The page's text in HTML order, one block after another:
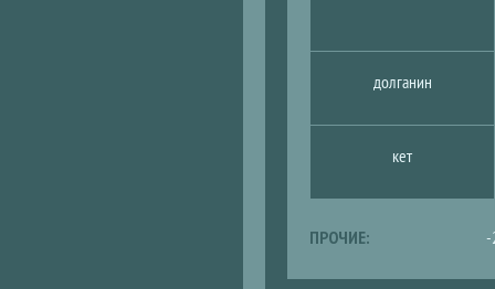
долганин
кет
ПРОЧИЕ: -